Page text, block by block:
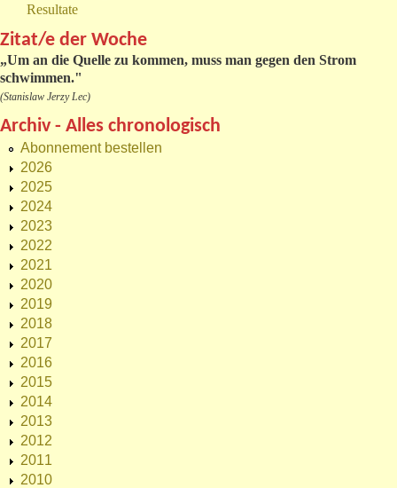
Resultate
Zitat/e der Woche
„Um an die Quelle zu kommen, muss man gegen den Strom
schwimmen."
(Stanislaw Jerzy Lec)
Archiv - Alles chronologisch
Abonnement bestellen
2026
2025
2024
2023
2022
2021
2020
2019
2018
2017
2016
2015
2014
2013
2012
2011
2010